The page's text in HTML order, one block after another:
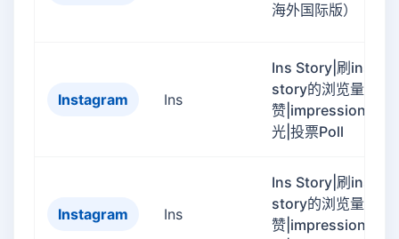
海外国际版）
Instagram Ins
Ins Story|刷ins
story的浏览量|like
赞|impression曝
光|投票Poll
Instagram Ins
Ins Story|刷ins
story的浏览量|like
赞|impression曝